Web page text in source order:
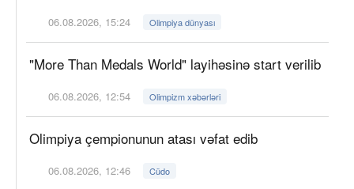
06.08.2026, 15:24 Olimpiya dünyası
"More Than Medals World" layihəsinə start verilib
06.08.2026, 12:54 Olimpizm xəbərləri
Olimpiya çempionunun atası vəfat edib
06.08.2026, 12:46 Cüdo